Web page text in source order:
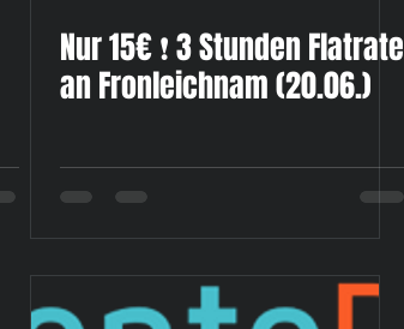
Nur 15€ ❗ 3 Stunden Flatrate
an Fronleichnam (20.06.)